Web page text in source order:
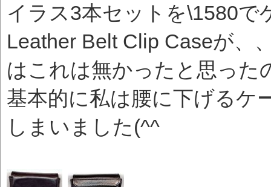
イラス3本セットを\1580
Leather Belt Clip Caseが、
はこれは無かったと思った
基本的に私は腰に下げるケ
しまいました(^^ゞ